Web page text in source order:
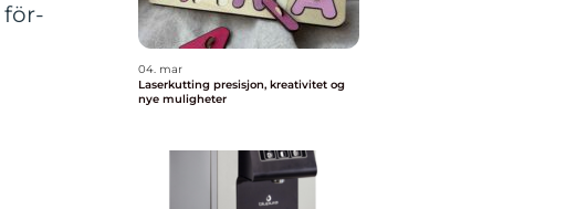
04. mar
Laserkutting presisjon, kreativitet og
nye muligheter